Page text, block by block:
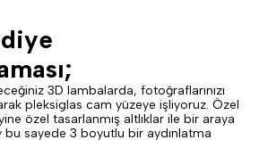
3D lambalarda, fotoğraflarınızı
pleksiglas cam yüzeye işliyoruz. Özel
özel tasarlanmış altlıklar ile bir araya
sayede 3 boyutlu bir aydınlatma